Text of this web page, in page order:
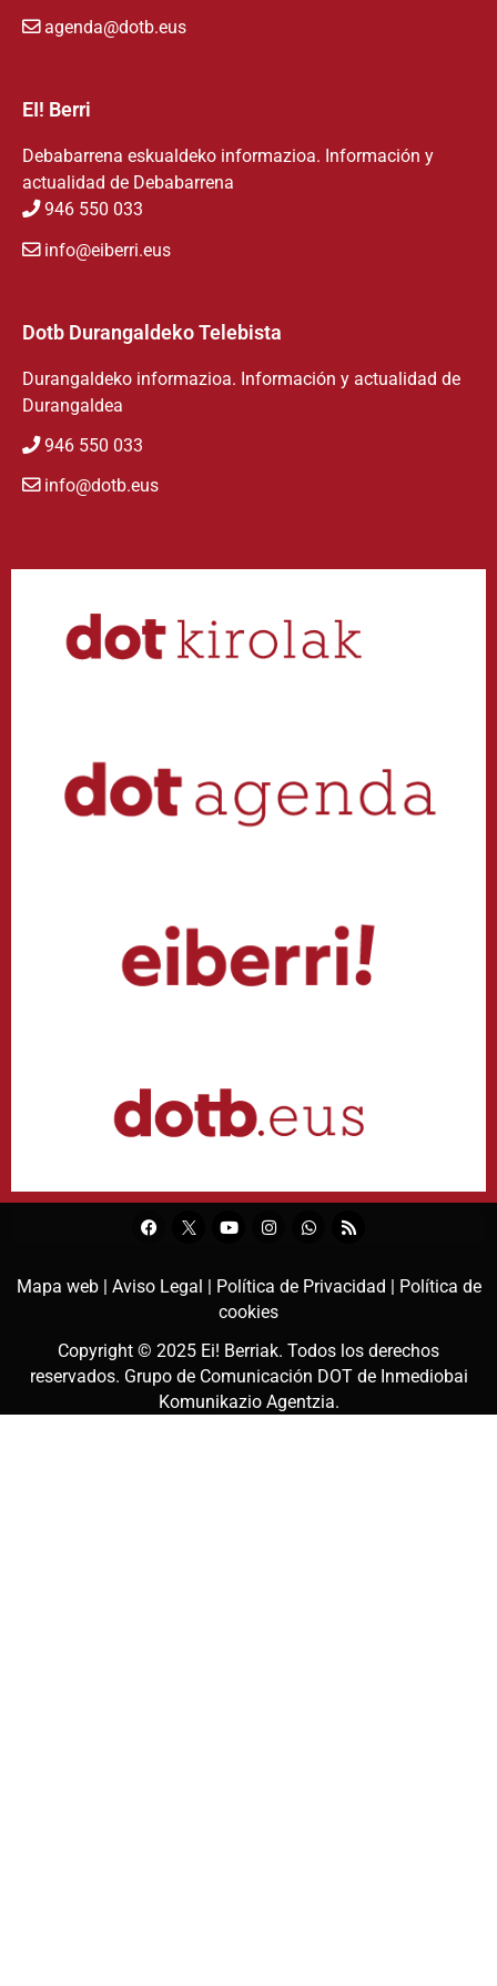
agenda@dotb.eus
EI! Berri
Debabarrena eskualdeko informazioa. Información y
actualidad de Debabarrena
946 550 033
info@eiberri.eus
Dotb Durangaldeko Telebista
Durangaldeko informazioa. Información y actualidad de
Durangaldea
946 550 033
info@dotb.eus
Mapa web | Aviso Legal | Política de Privacidad |
Política de
cookies
Copyright © 2025 Ei! Berriak. Todos los derechos
reservados. Grupo de Comunicación DOT de Inmediobai
Komunikazio Agentzia.